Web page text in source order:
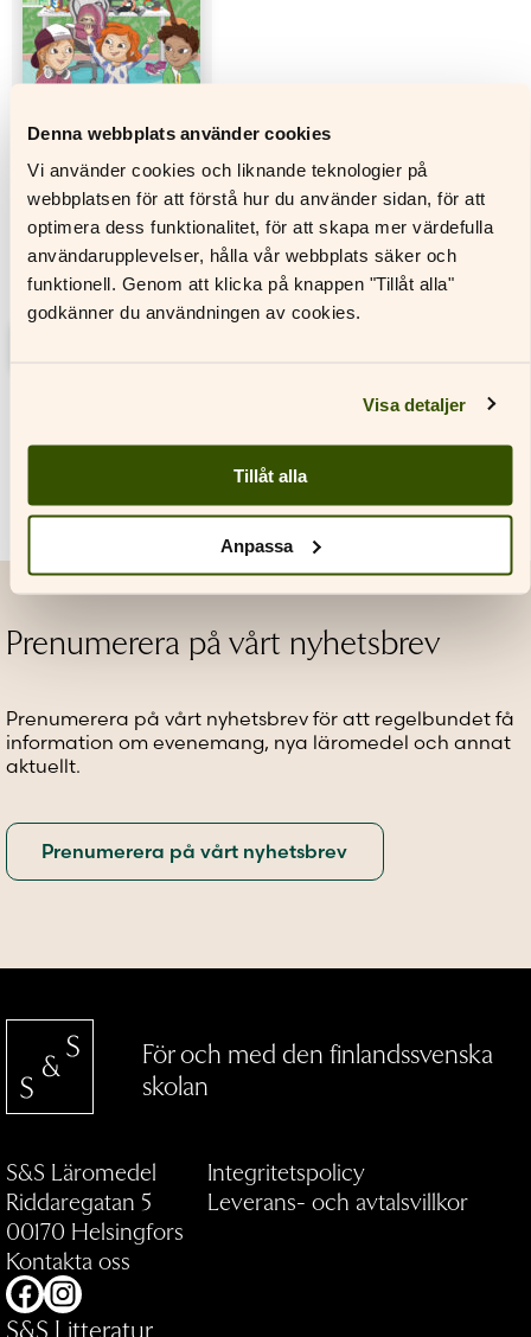
Denna webbplats använder cookies
Vi använder cookies och liknande teknologier på
webbplatsen för att förstå hur du använder sidan, för att
optimera dess funktionalitet, för att skapa mer värdefulla
användarupplevelser, hålla vår webbplats säker och
funktionell. Genom att klicka på knappen "Tillåt alla"
godkänner du användningen av cookies.
Visa detaljer
Tillåt alla
Anpassa
English: Unlocked 3
Text- och
aktivitetsbok
har
varianter.
De
alternativen
kan
på
Prenumerera på vårt nyhetsbrev
Prenumerera på vårt nyhetsbrev för att regelbundet få
information om evenemang, nya läromedel och annat
aktuellt.
För och med den finlandssvenska
skolan
S&S Läromedel
Riddaregatan 5
00170 Helsingfors
Kontakta oss
Integritetspolicy
Leverans- och avtalsvillkor
Facebook
Instagram
S&S Litteratur